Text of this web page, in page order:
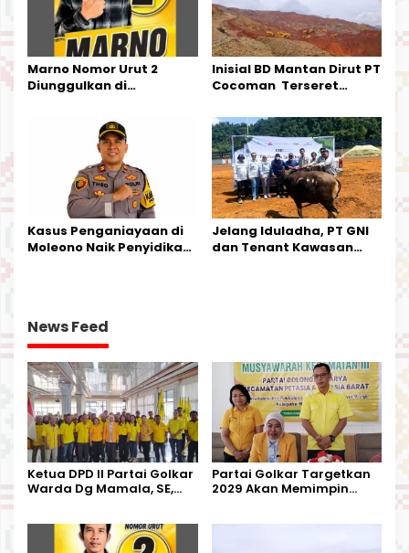
Marno Nomor Urut 2
Diunggulkan di
Kesederhanaannya Jadi
Harapan Warga
Inisial BD Mantan Dirut PT
Cocoman Terseret
Tata Kelola Tambang
Kalimantan Barat
Kasus Penganiayaan di
Moleono Naik Penyidikan,
Jelang Iduladha, PT GNI
dan Tenant Kawasan
News Feed
Ketua DPD II Partai Golkar
Warda Dg Mamala, SE,
Kecamatan Petbar
Partai Golkar Targetkan
2029 Akan Memimpin